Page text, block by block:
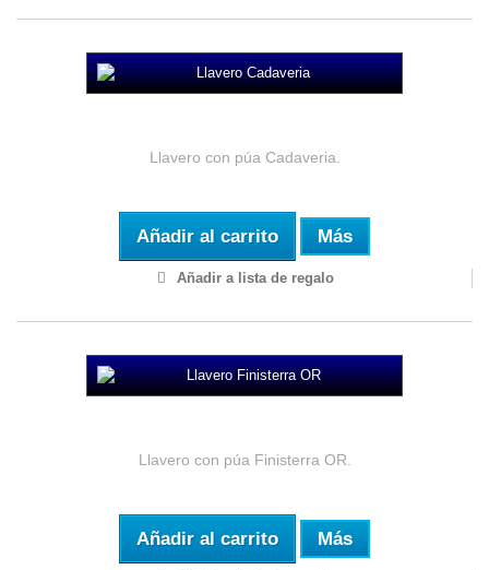
Llavero con púa Cadaveria.
Añadir al carrito Más
Añadir a lista de regalo
Llavero con púa Finisterra OR.
Añadir al carrito Más